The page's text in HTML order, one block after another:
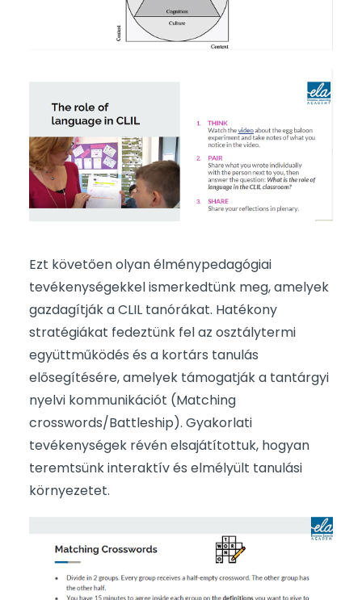
Ezt követően olyan élménypedagógiai
tevékenységekkel ismerkedtünk meg, amelyek
gazdagítják a CLIL tanórákat. Hatékony
stratégiákat fedeztünk fel az osztálytermi
együttműködés és a kortárs tanulás
elősegítésére, amelyek támogatják a tantárgyi
nyelvi kommunikációt (Matching
crosswords/Battleship). Gyakorlati
tevékenységek révén elsajátítottuk, hogyan
teremtsünk interaktív és elmélyült tanulási
környezetet.